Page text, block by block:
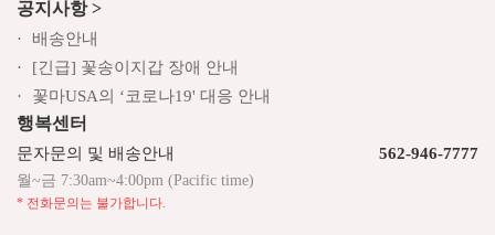
공지사항 >
배송안내
[긴급] 꽃송이지갑 장애 안내
꽃마USA의 ‘코로나19' 대응 안내
행복센터
문자문의 및 배송안내 562-946-7777
월~금 7:30am~4:00pm (Pacific time)
* 전화문의는 불가합니다.